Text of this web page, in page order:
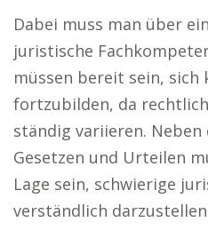
Dabei muss man über
juristische
müssen bereit sein,
fortzubilden, da
ständig variieren.
Gesetzen und Urteilen
Lage sein, schwierige
verständlich